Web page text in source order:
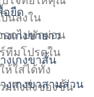
อยืด
งเกงขายาว
งเกงขาสั้น
งเกงขาสามส่วน
นลงใน
อกไปพักผ่อน
ทีมโปรดใน
ห้ใส่ได้ทั้ง
มถึงสิ่งของชิ้น